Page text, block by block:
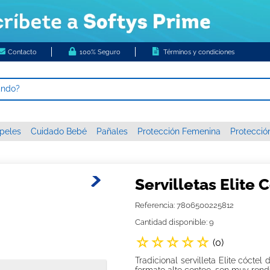
Contacto 100% Seguro Términos y condiciones
Cuidado Bebé Pañales Protección Femenina
Servilletas Elite
Referencia: 7806500225812
Cantidad disponible: 9
☆☆☆☆☆ (0)
Tradicional servilleta Elite cóctel
diario ladysoft respirable tela suave